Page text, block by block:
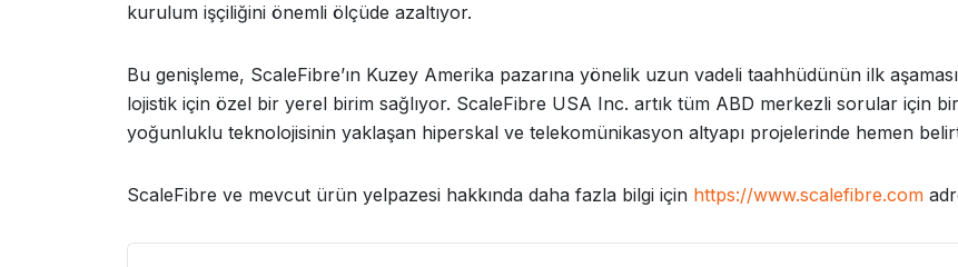
kurulum işçiliğini önemli ölçüde azaltıyor.
Bu genişleme, ScaleFibre’ın Kuzey Amerika pazarına yönelik uzun vadeli taahhüdünün ilk
lojistik için özel bir yerel birim sağlıyor. ScaleFibre USA Inc. artık tüm ABD merkezli sorular için
yoğunluklu teknolojisinin yaklaşan hiperskal ve telekomünikasyon altyapı projelerinde hemen
ScaleFibre ve mevcut ürün yelpazesi hakkında daha fazla bilgi için https://www.scalefibre.com